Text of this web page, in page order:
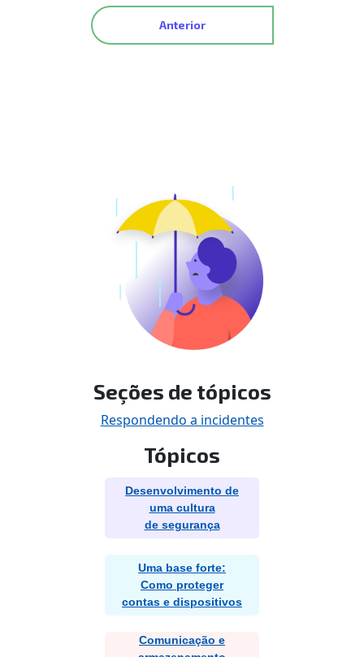
Seções de tópicos
Respondendo a incidentes
Tópicos
Desenvolvimento de
uma cultura
de segurança
Uma base forte:
Como proteger
contas e dispositivos
Comunicação e
Anterior